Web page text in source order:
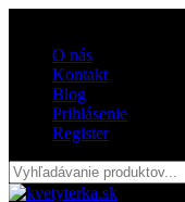
O nás
Kontakt
Blog
Prihlásenie
Register